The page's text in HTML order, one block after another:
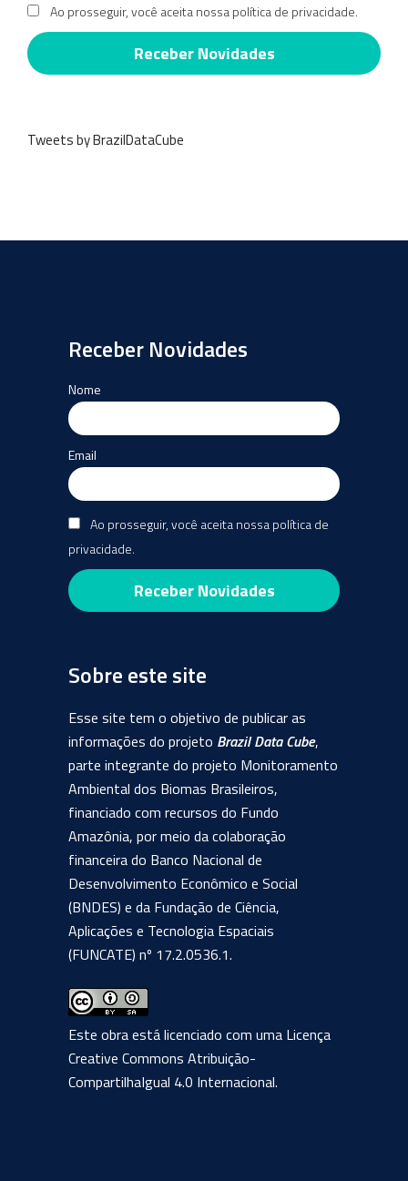
Ao prosseguir, você aceita nossa política de privacidade.
Tweets by BrazilDataCube
Receber Novidades
Nome
Email
Ao prosseguir, você aceita nossa política de
privacidade.
Sobre este site
Esse site tem o objetivo de publicar as
informações do projeto Brazil Data Cube,
parte integrante do projeto Monitoramento
Ambiental dos Biomas Brasileiros,
financiado com recursos do Fundo
Amazônia, por meio da colaboração
financeira do Banco Nacional de
Desenvolvimento Econômico e Social
(BNDES) e da Fundação de Ciência,
Aplicações e Tecnologia Espaciais
(FUNCATE) nº 17.2.0536.1.
Este obra está licenciado com uma Licença
Creative Commons Atribuição-
CompartilhaIgual 4.0 Internacional.